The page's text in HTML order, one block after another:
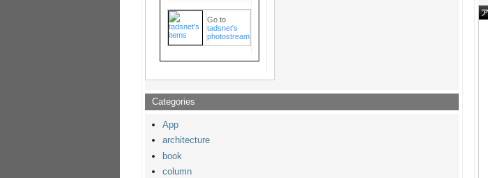
Go to
tadsnet's
photostream
Categories
App
architecture
book
column